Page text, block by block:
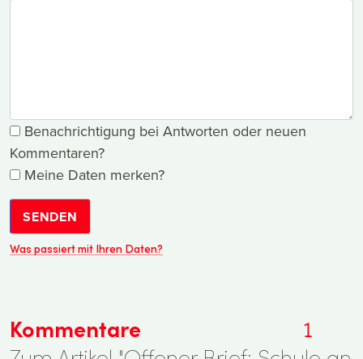
Benachrichtigung bei Antworten oder neuen
Kommentaren?
Meine Daten merken?
SENDEN
Was passiert mit Ihren Daten?
Kommentare
1